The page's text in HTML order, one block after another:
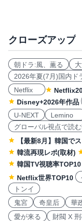
クローズアップ
朝ドラ:風、薫る
2026年夏(7月)国内ド
Netflix
Disney+2026年作品
U-NEXT
Lemino
グローバル視点で読
【最新8月】韓国で
韓流再現レポ(取材)
韓国TV視聴率TOP10
Netflix世界TOP10
トンイ
鬼宮
奇皇后 華
愛が来る
財閥 X